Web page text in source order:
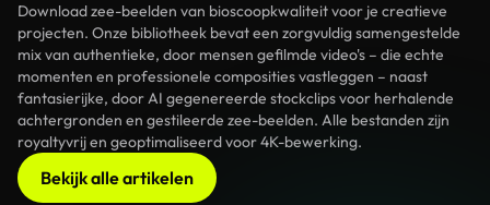
Download zee-beelden van bioscoopkwaliteit voor je creatieve
projecten. Onze bibliotheek bevat een zorgvuldig samengestelde
mix van authentieke, door mensen gefilmde video's – die echte
momenten en professionele composities vastleggen – naast
fantasierijke, door AI gegenereerde stockclips voor herhalende
achtergronden en gestileerde zee-beelden. Alle bestanden zijn
royaltyvrij en geoptimaliseerd voor 4K-bewerking.
Bekijk alle artikelen